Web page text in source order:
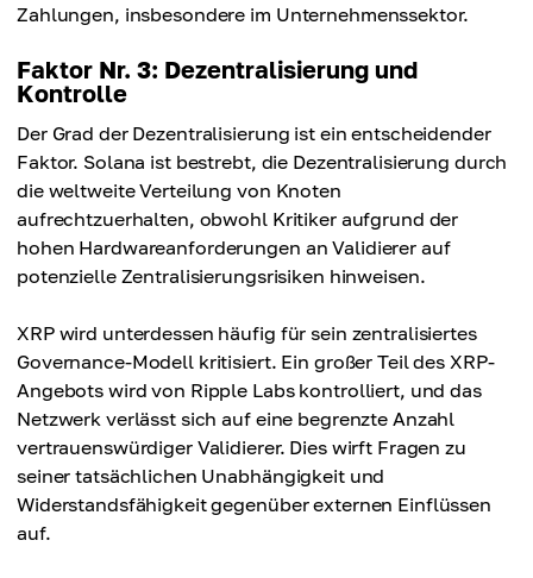
Zahlungen, insbesondere im Unternehmenssektor.
Faktor Nr. 3: Dezentralisierung und
Kontrolle
Der Grad der Dezentralisierung ist ein entscheidender
Faktor. Solana ist bestrebt, die Dezentralisierung durch
die weltweite Verteilung von Knoten
aufrechtzuerhalten, obwohl Kritiker aufgrund der
hohen Hardwareanforderungen an Validierer auf
potenzielle Zentralisierungsrisiken hinweisen.
XRP wird unterdessen häufig für sein zentralisiertes
Governance-Modell kritisiert. Ein großer Teil des XRP-
Angebots wird von Ripple Labs kontrolliert, und das
Netzwerk verlässt sich auf eine begrenzte Anzahl
vertrauenswürdiger Validierer. Dies wirft Fragen zu
seiner tatsächlichen Unabhängigkeit und
Widerstandsfähigkeit gegenüber externen Einflüssen
auf.